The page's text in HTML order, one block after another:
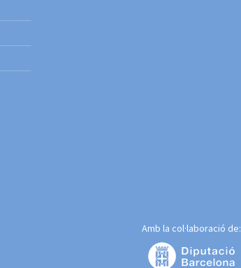
Amb la col·laboració de: